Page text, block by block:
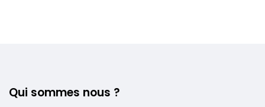
Qui sommes nous ?